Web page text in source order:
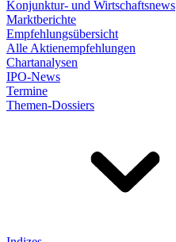
Konjunktur- und Wirtschaftsnews
Marktberichte
Empfehlungsübersicht
Alle Aktienempfehlungen
Chartanalysen
IPO-News
Termine
Themen-Dossiers